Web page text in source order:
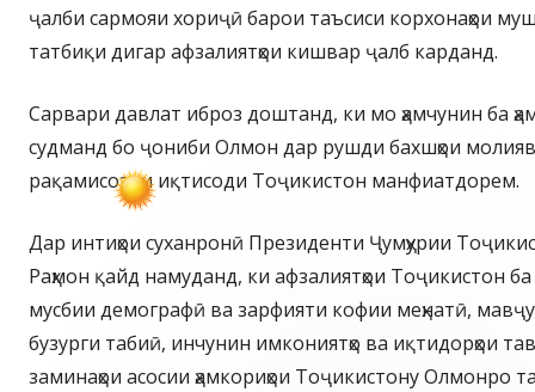
ҷалби сармояи хориҷӣ барои таъсиси корхонаҳои
татбиқи дигар афзалиятҳои кишвар ҷалб карданд.
Сарвари давлат иброз доштанд, ки мо ҳамчунин ба
судманд бо ҷониби Олмон дар рушди бахшҳои
рақамисозии иқтисоди Тоҷикистон манфиатдорем.
Дар интиҳои суханронӣ Президенти Ҷумҳурии
Раҳмон қайд намуданд, ки афзалиятҳои Тоҷикистон
мусбии демографӣ ва зарфияти кофии меҳнатӣ,
бузурги табиӣ, инчунин имкониятҳо ва иқтидорҳои
заминаҳои асосии ҳамкориҳои Тоҷикистону Олмонро